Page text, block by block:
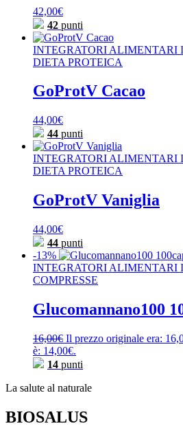
42,00€
42 punti
INTEGRATORI ALIMENTARI
DIETA PROTEICA
GoProtV Cacao
44,00€
44 punti
INTEGRATORI ALIMENTARI
DIETA PROTEICA
GoProtV Vaniglia
44,00€
44 punti
-13%
INTEGRATORI ALIMENTARI
COMPRESSE
Glucomannano100
16,00€ Il prezzo originale era:
è: 14,00€.
14 punti
La salute al naturale
BIOSALUS